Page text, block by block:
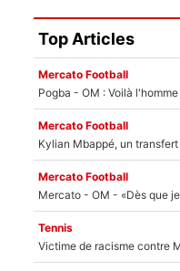
Top Articles
Mercato Football
Pogba - OM : Voilà
Mercato Football
Kylian Mbappé, un
Mercato Football
Tennis